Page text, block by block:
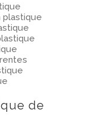
plastique
de